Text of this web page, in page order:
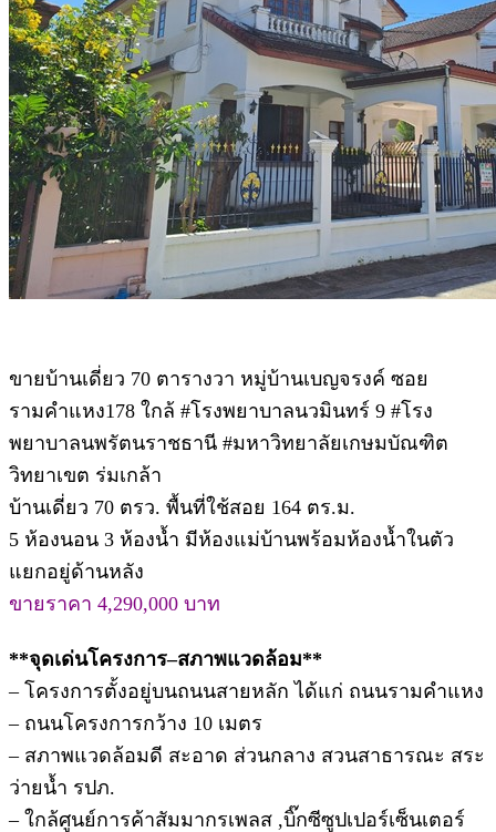
ขายบ้านเดี่ยว 70 ตารางวา หมู่บ้านเบญจรงค์ ซอย
รามคำแหง178 ใกล้ #โรงพยาบาลนวมินทร์ 9 #โรง
พยาบาลนพรัตนราชธานี #มหาวิทยาลัยเกษมบัณฑิต
วิทยาเขต ร่มเกล้า
บ้านเดี่ยว 70 ตรว. พื้นที่ใช้สอย 164 ตร.ม.
5 ห้องนอน 3 ห้องน้ำ มีห้องแม่บ้านพร้อมห้องน้ำในตัว
แยกอยู่ด้านหลัง
ขายราคา 4,290,000 บาท
**จุดเด่นโครงการ–สภาพแวดล้อม**
– โครงการตั้งอยู่บนถนนสายหลัก ได้แก่ ถนนรามคำแหง
– ถนนโครงการกว้าง 10 เมตร
– สภาพแวดล้อมดี สะอาด ส่วนกลาง สวนสาธารณะ สระ
ว่ายน้ำ รปภ.
– ใกล้ศูนย์การค้าสัมมากรเพลส ,บิ๊กซีซูปเปอร์เซ็นเตอร์